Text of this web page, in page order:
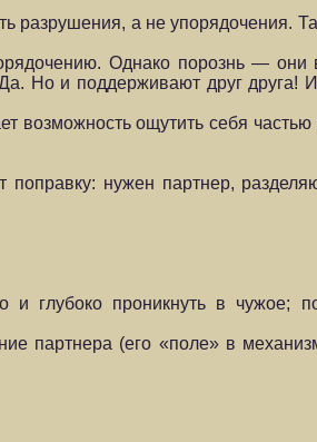
разрушения, а не упорядочения.
Однако порознь —
Но и поддерживают друг друга!
возможность ощутить себя
поправку: нужен партнер,
и глубоко проникнуть в чужое;
партнера (его «поле» в